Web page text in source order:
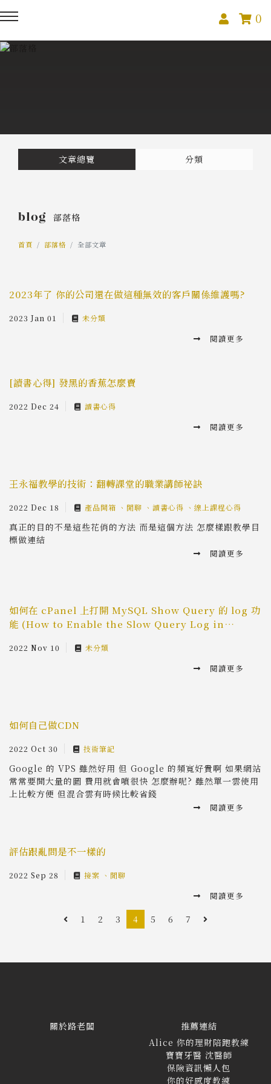
0
預約服務
影像紀錄
我的作品
文章總覽 分類
blog 部落格
首頁 部落格 全部文章
2023年了 你的公司還在做這種無效的客戶關係維護嗎?
2023 Jan 01 未分類
閱讀更多
[讀書心得] 發黑的香蕉怎麼賣
2022 Dec 24 讀書心得
閱讀更多
王永福教學的技術：翻轉課堂的職業講師祕訣
2022 Dec 18 產品開箱 閒聊 讀書心得 線上課程心得
真正的目的不是這些花俏的方法 而是這個方法 怎麼樣跟教學目
標做連結
閱讀更多
如何在 cPanel 上打開 MySQL Show Query 的 log 功
能 (How to Enable the Slow Query Log in
2022 Nov 10 未分類
閱讀更多
如何自己做CDN
2022 Oct 30 技術筆記
Google 的 VPS 雖然好用 但 Google 的頻寬好貴啊 如果網站
常常要開大量的圖 費用就會噴很快 怎麼辦呢? 雖然單一雲使用
上比較方便 但混合雲有時候比較省錢
閱讀更多
評估跟亂問是不一樣的
2022 Sep 28 接案 閒聊
閱讀更多
1 2 3 4 5 6 7
關於路老闆
推薦連結
Alice 你的理財陪跑教練
寶寶牙醫 沈醫師
保險資訊懶人包
你的好感度教練